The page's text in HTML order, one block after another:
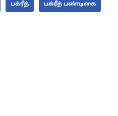
பக்ரீத் பக்ரீத் பண்டிகை